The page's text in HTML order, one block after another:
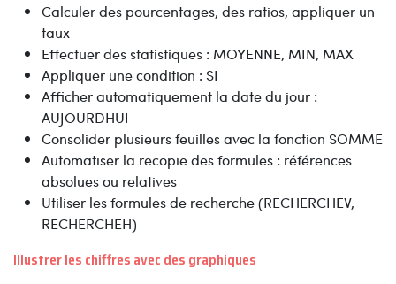
Calculer des pourcentages, des ratios, appliquer un
taux
Effectuer des statistiques : MOYENNE, MIN, MAX
Appliquer une condition : SI
Afficher automatiquement la date du jour :
AUJOURDHUI
Consolider plusieurs feuilles avec la fonction SOMME
Automatiser la recopie des formules : références
absolues ou relatives
Utiliser les formules de recherche (RECHERCHEV,
RECHERCHEH)
Illustrer les chiffres avec des graphiques